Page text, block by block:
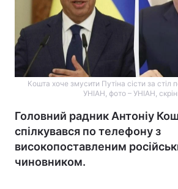
Кошта хоче змусити Путіна сісти за стіл
УНІАН, фото – УНІАН,
Головний радник Антоніу
спілкувався по телефону з
високопоставленим
чиновником.